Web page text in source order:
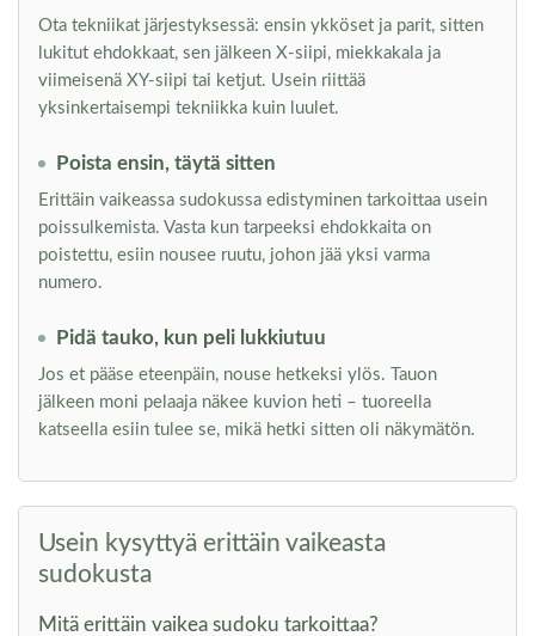
Ota tekniikat järjestyksessä: ensin ykköset ja parit, sitten
lukitut ehdokkaat, sen jälkeen X-siipi, miekkakala ja
viimeisenä XY-siipi tai ketjut. Usein riittää
yksinkertaisempi tekniikka kuin luulet.
Poista ensin, täytä sitten
Erittäin vaikeassa sudokussa edistyminen tarkoittaa usein
poissulkemista. Vasta kun tarpeeksi ehdokkaita on
poistettu, esiin nousee ruutu, johon jää yksi varma
numero.
Pidä tauko, kun peli lukkiutuu
Jos et pääse eteenpäin, nouse hetkeksi ylös. Tauon
jälkeen moni pelaaja näkee kuvion heti – tuoreella
katseella esiin tulee se, mikä hetki sitten oli näkymätön.
Usein kysyttyä erittäin vaikeasta
sudokusta
Mitä erittäin vaikea sudoku tarkoittaa?